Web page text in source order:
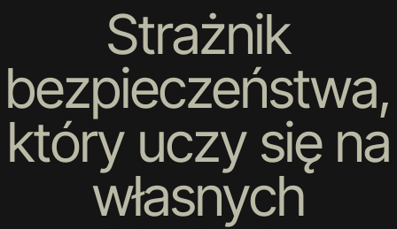
Strażnik
bezpieczeństwa,
który uczy się na
własnych